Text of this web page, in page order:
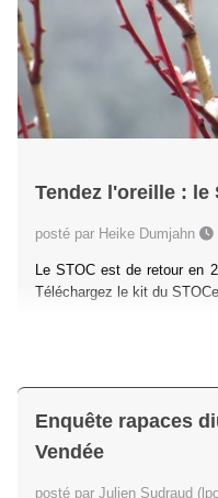
Tendez l'oreille : le
posté par Heike Dumjahn
Le STOC est de retour en
Téléchargez le kit du
Enquête rapaces
Vendée
posté par Julien Sudraud